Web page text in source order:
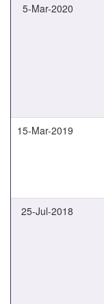
5-Mar-2020
15-Mar-2019
25-Jul-2018